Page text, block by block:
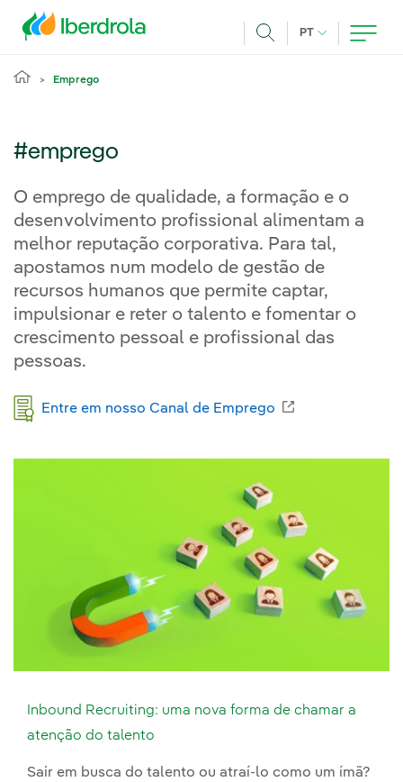
PT IDIOMA ATUAL,
Emprego
#emprego
O emprego de qualidade, a formação e o
desenvolvimento profissional alimentam a
melhor reputação corporativa. Para tal,
apostamos num modelo de gestão de
recursos humanos que permite captar,
impulsionar e reter o talento e fomentar o
crescimento pessoal e profissional das
pessoas.
Entre em nosso Canal de Emprego
Inbound Recruiting: uma nova forma de chamar a
atenção do talento
Sair em busca do talento ou atraí-lo como um ímã?